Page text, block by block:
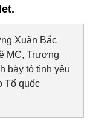
Xuân Bắc
MC, Trương
bày tỏ tình yêu
Tổ quốc